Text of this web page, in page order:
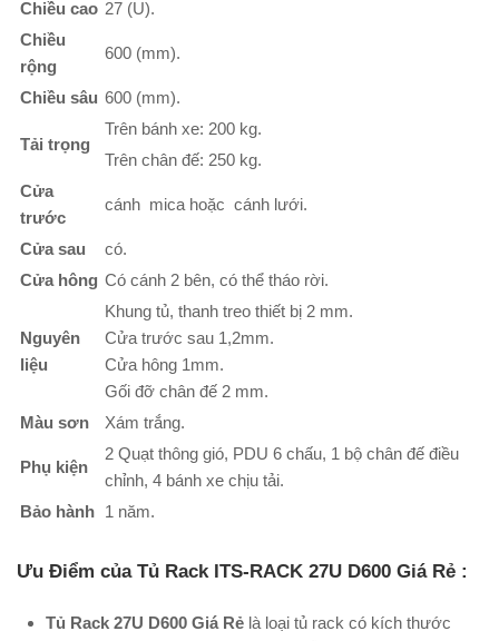
Chiều cao 27 (U).
Chiều
rộng
600 (mm).
Chiều sâu 600 (mm).
Tải trọng
Trên bánh xe: 200 kg.
Trên chân đế: 250 kg.
Cửa
trước
cánh mica hoặc cánh lưới.
Cửa sau
có.
Cửa hông Có cánh 2 bên, có thể tháo rời.
Nguyên
liệu
Khung tủ, thanh treo thiết bị 2 mm.
Cửa trước sau 1,2mm.
Cửa hông 1mm.
Gối đỡ chân đế 2 mm.
Màu sơn
Xám trắng.
Phụ kiện
2 Quạt thông gió, PDU 6 chấu, 1 bộ chân đế điều
chỉnh, 4 bánh xe chịu tải.
Bảo hành 1 năm.
Ưu Điểm của Tủ Rack ITS-RACK 27U D600 Giá Rẻ :
Tủ Rack 27U D600 Giá Rẻ là loại tủ rack có kích thước